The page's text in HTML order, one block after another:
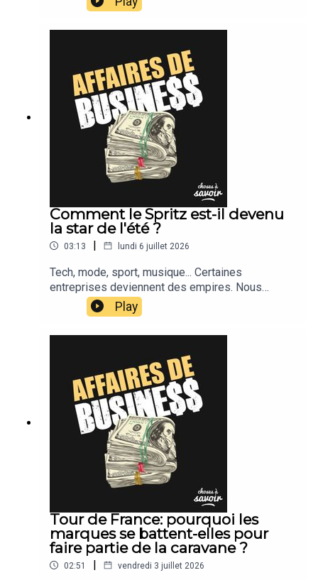
Comment le Spritz est-il devenu
la star de l'été ?
03:13 | lundi 6 juillet 2026
Tech, mode, sport, musique... Certaines
entreprises deviennent des empires. Nous
suivons leur actu.
Play
Tour de France: pourquoi les
marques se battent-elles pour
faire partie de la caravane ?
02:51 | vendredi 3 juillet 2026